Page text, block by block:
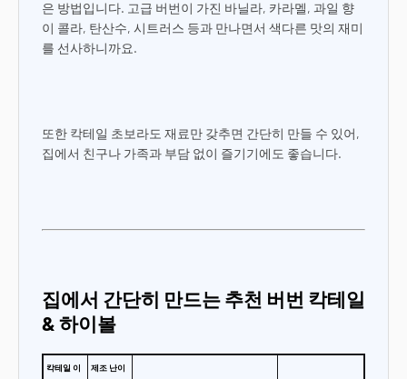
은 방법입니다. 고급 버번이 가진 바닐라, 카라멜, 과일 향
이 콜라, 탄산수, 시트러스 등과 만나면서 색다른 맛의 재미
를 선사하니까요.
또한 칵테일 초보라도 재료만 갖추면 간단히 만들 수 있어,
집에서 친구나 가족과 부담 없이 즐기기에도 좋습니다.
집에서 간단히 만드는 추천 버번 칵테일
& 하이볼
칵테일 이 제조 난이